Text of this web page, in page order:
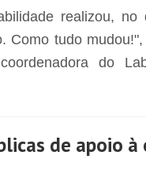
realizou,
Como tudo
do
de apoio